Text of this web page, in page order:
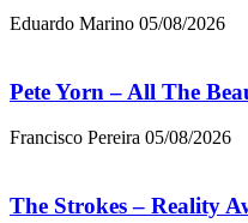
Eduardo Marino 05/08/2026
Pete Yorn – All The
Francisco Pereira 05/08/2026
The Strokes – Reality